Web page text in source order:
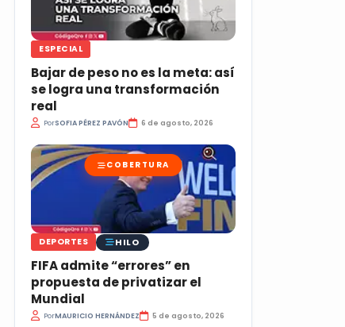
ESPECIAL
Bajar de peso no es la meta: así
se logra una transformación
real
PorSOFIA PÉREZ PAVÓN 6 de agosto, 2026
COBERTURA
DEPORTES HILO
FIFA admite “errores” en
propuesta de privatizar el
Mundial
PorMAURICIO HERNÁNDEZ 5 de agosto, 2026